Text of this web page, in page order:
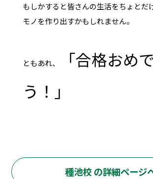
もしかすると皆さんの生活をちょとだ
モノを作り出すかもしれません。
ともあれ、
「合格おめ
う！」
種池校 の詳細ページ